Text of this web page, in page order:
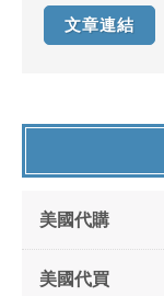
文章連結
美國代購
美國代買